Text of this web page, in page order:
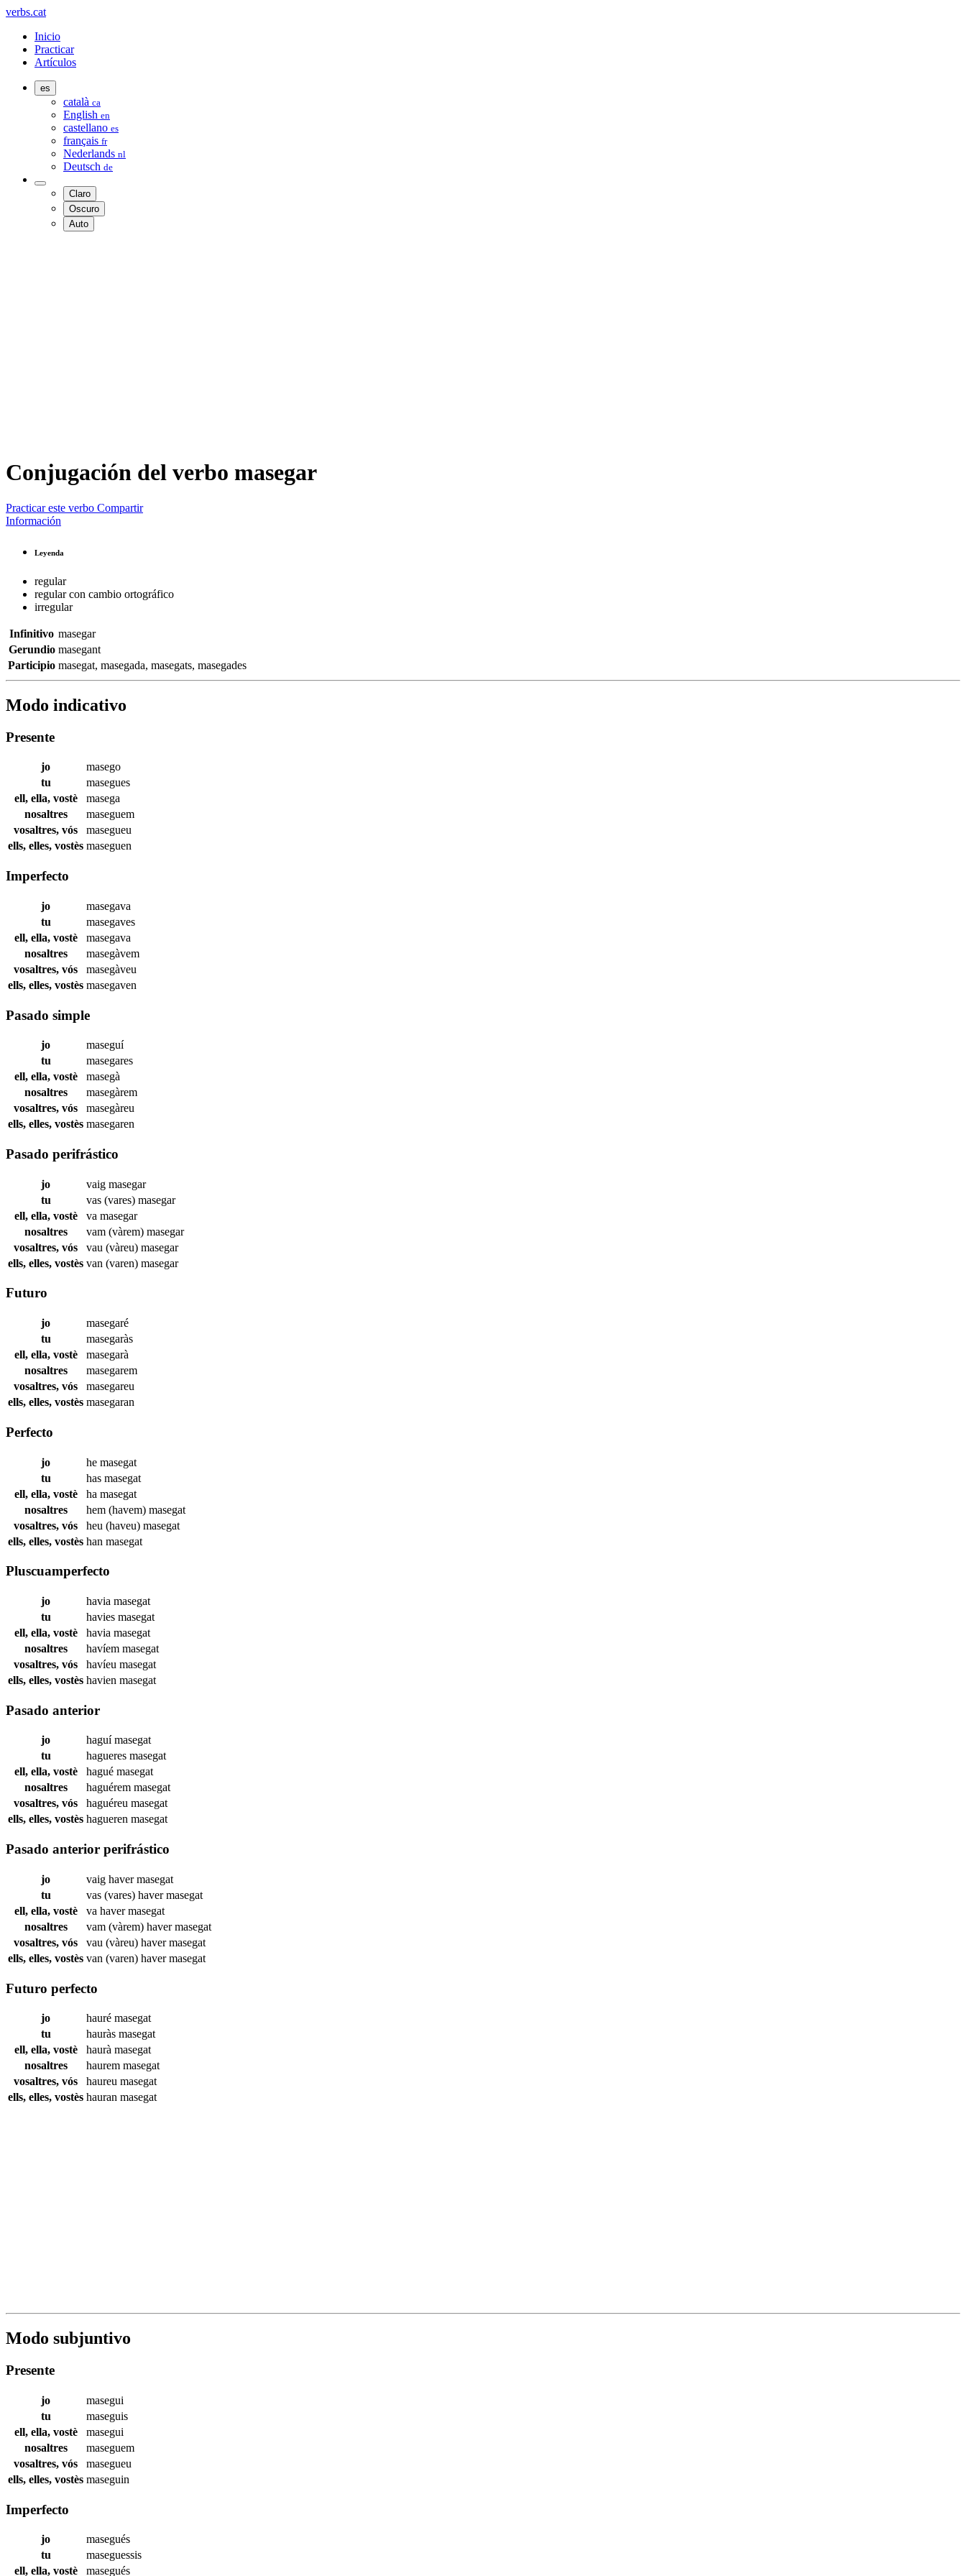
verbs.cat
Inicio
Practicar
Artículos
es
català ca
English en
castellano es
français fr
Nederlands nl
Deutsch de
Claro
Oscuro
Auto
Conjugación del verbo masegar
Practicar este verbo Compartir
Información
Leyenda
regular
regular con cambio ortográfico
irregular
Infinitivo masegar
Gerundio masegant
Participio masegat, masegada, masegats, masegades
Modo indicativo
Presente
jo
masego
tu
masegues
ell, ella, vostè
masega
nosaltres
maseguem
vosaltres, vós
masegueu
ells, elles, vostès maseguen
Imperfecto
jo
masegava
tu
masegaves
ell, ella, vostè
masegava
nosaltres
masegàvem
vosaltres, vós
masegàveu
ells, elles, vostès masegaven
Pasado simple
jo
maseguí
tu
masegares
ell, ella, vostè
masegà
nosaltres
masegàrem
vosaltres, vós
masegàreu
ells, elles, vostès masegaren
Pasado perifrástico
jo vaig masegar
tu
vas (vares) masegar
ell, ella, vostè
va masegar
nosaltres
vam (vàrem) masegar
vosaltres, vós
vau (vàreu) masegar
ells, elles, vostès van (varen) masegar
Futuro
jo
masegaré
tu
masegaràs
ell, ella, vostè
masegarà
nosaltres
masegarem
vosaltres, vós
masegareu
ells, elles, vostès masegaran
Perfecto
jo he masegat
tu
has masegat
ell, ella, vostè
ha masegat
nosaltres
hem (havem) masegat
vosaltres, vós
heu (haveu) masegat
ells, elles, vostès han masegat
Pluscuamperfecto
jo havia masegat
tu
havies masegat
ell, ella, vostè
havia masegat
nosaltres
havíem masegat
vosaltres, vós
havíeu masegat
ells, elles, vostès havien masegat
Pasado anterior
jo haguímasegat
tu
hagueres masegat
ell, ella, vostè
hagué masegat
nosaltres
haguérem masegat
vosaltres, vós
haguéreu masegat
ells, elles, vostès hagueren masegat
Pasado anterior perifrástico
jo vaig havermasegat
tu
vas (vares) havermasegat
ell, ella, vostè
va havermasegat
nosaltres
vam (vàrem) havermasegat
vosaltres, vós
vau (vàreu) havermasegat
ells, elles, vostès van (varen) havermasegat
Futuro perfecto
jo hauré masegat
tu
hauràs masegat
ell, ella, vostè
haurà masegat
nosaltres
haurem masegat
vosaltres, vós
haureu masegat
ells, elles, vostès hauran masegat
Modo subjuntivo
Presente
jo
masegui
tu
maseguis
ell, ella, vostè
masegui
nosaltres
maseguem
vosaltres, vós
masegueu
ells, elles, vostès maseguin
Imperfecto
jo
masegués
tu
maseguessis
ell, ella, vostè
masegués